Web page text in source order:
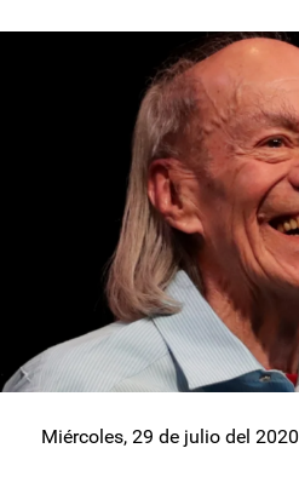
Miércoles, 29 de julio del 2020